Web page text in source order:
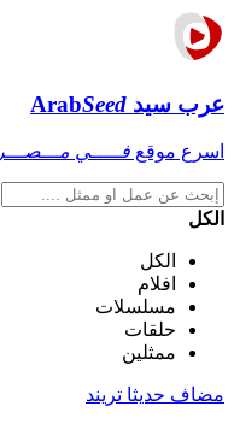
عرب سيد ArabSeed
اسرع موقع فـــــي مـــصـــر
الكل
الكل
افلام
مسلسلات
حلقات
ممثلين
مضاف حديثا تريند